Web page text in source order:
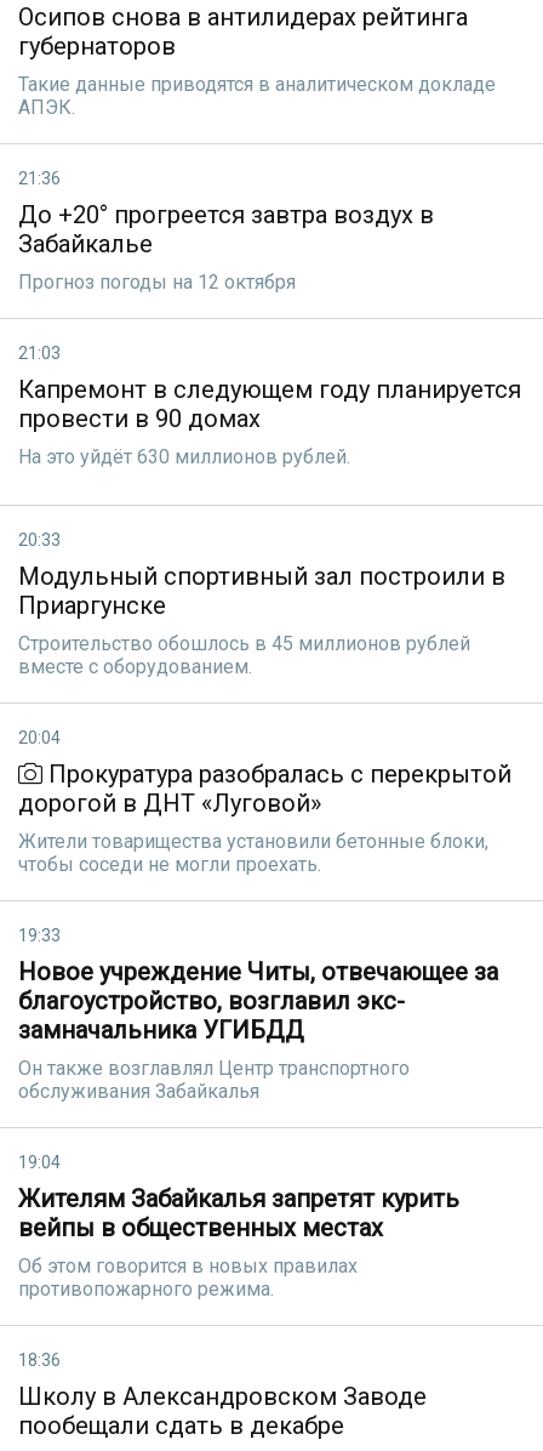
Осипов снова в антилидерах рейтинга
губернаторов
Такие данные приводятся в аналитическом докладе
АПЭК.
21:36
До +20° прогреется завтра воздух в
Забайкалье
Прогноз погоды на 12 октября
21:03
Капремонт в следующем году планируется
провести в 90 домах
На это уйдёт 630 миллионов рублей.
20:33
Модульный спортивный зал построили в
Приаргунске
Строительство обошлось в 45 миллионов рублей
вместе с оборудованием.
20:04
Прокуратура разобралась с перекрытой
дорогой в ДНТ «Луговой»
Жители товарищества установили бетонные блоки,
чтобы соседи не могли проехать.
19:33
Новое учреждение Читы, отвечающее за
благоустройство, возглавил экс-
замначальника УГИБДД
Он также возглавлял Центр транспортного
обслуживания Забайкалья
19:04
Жителям Забайкалья запретят курить
вейпы в общественных местах
Об этом говорится в новых правилах
противопожарного режима.
18:36
Школу в Александровском Заводе
пообещали сдать в декабре